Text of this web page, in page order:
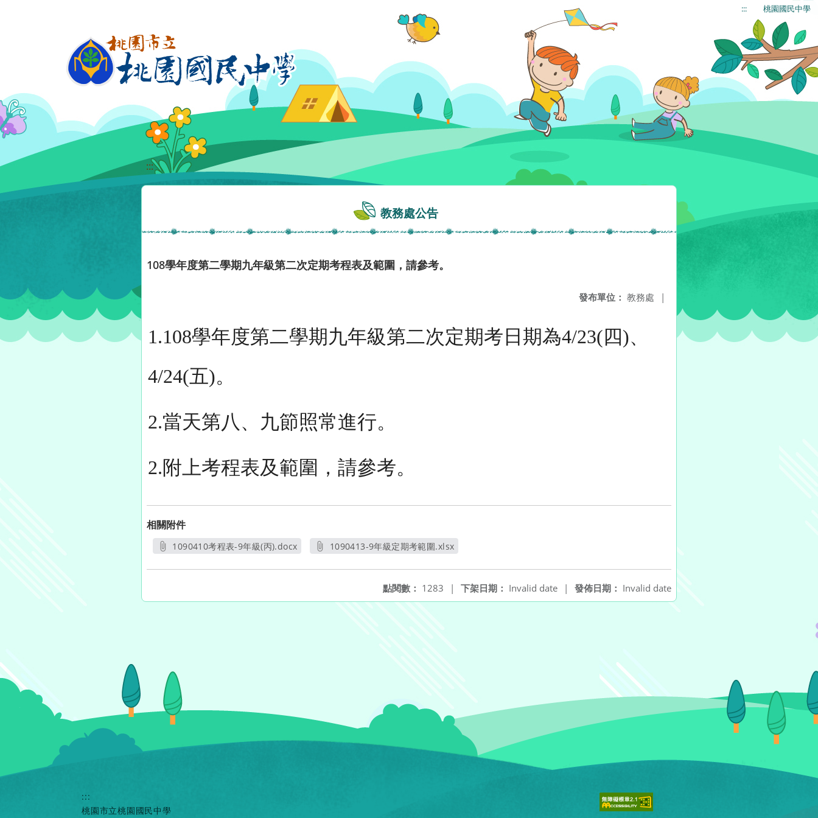
::: 桃園國民中學
:::
教務處公告
108學年度第二學期九年級第二次定期考程表及範圍，請參考。
發布單位： 教務處 |
1.108學年度第二學期九年級第二次定期考日期為4/23(四)、
4/24(五)。
2.當天第八、九節照常進行。
2.附上考程表及範圍，請參考。
相關附件
1090410考程表-9年級(丙).docx
1090413-9年級定期考範圍.xlsx
發佈日期： Invalid date
下架日期： Invalid date |
點閱數： 1283 |
:::
桃園市立桃園國民中學